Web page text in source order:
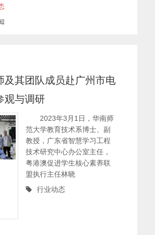
及其团队成员赴广州市电
观与调研
2023年3月1日，华南师
范大学教育技术系博士、副
教授，广东省智慧学习工程
技术研究中心办公室主任，
粤港澳促进学生核心素养联
盟执行主任林晓
行业动态